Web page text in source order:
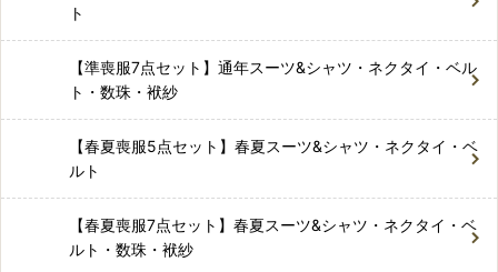
ト
【準喪服7点セット】通年スーツ&シャツ・ネクタイ・ベル
ト・数珠・袱紗
【春夏喪服5点セット】春夏スーツ&シャツ・ネクタイ・ベ
ルト
【春夏喪服7点セット】春夏スーツ&シャツ・ネクタイ・ベ
ルト・数珠・袱紗